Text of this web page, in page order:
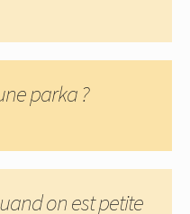
parka ?
on est petite